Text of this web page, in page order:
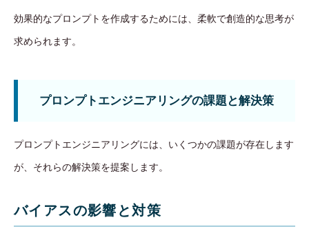
効果的なプロンプトを作成するためには、柔軟で創造的な思考が
求められます。
プロンプトエンジニアリングの課題と解決策
プロンプトエンジニアリングには、いくつかの課題が存在します
が、それらの解決策を提案します。
バイアスの影響と対策